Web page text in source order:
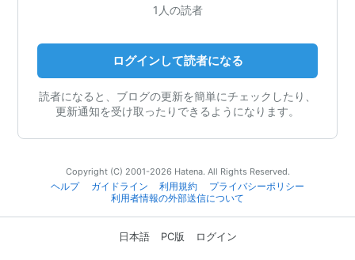
1人の読者
ログインして読者になる
読者になると、ブログの更新を簡単にチェックしたり、
更新通知を受け取ったりできるようになります。
Copyright (C) 2001-2026 Hatena. All Rights Reserved.
ヘルプ
ガイドライン 利用規約
プライバシーポリシー
利用者情報の外部送信について
日本語 PC版 ログイン